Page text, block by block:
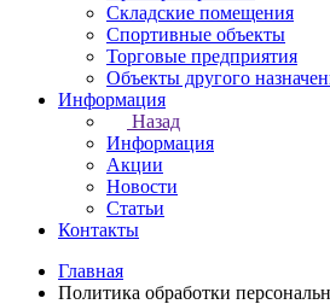
Складские помещения
Спортивные объекты
Торговые предприятия
Объекты другого
Информация
Назад
Информация
Акции
Новости
Статьи
Контакты
Главная
Политика обработки